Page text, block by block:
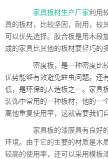
家具板材生产厂家利用
具的板材，比较坚固，耐用，较
可以优先选择。胶合板是用木段
成的家具比其他的板材要轻巧的
密度板，是一种密度比较
优势能够有效避免蛀虫问题。还
低，是环保的人造板之一。家具
装饰中常用的一种板材，他的一
高他重复使用率，这就需要我们
家具板的漆膜具有良好的
环境。由于它的主要的材质是木
较高的使用率，还可以采用模板